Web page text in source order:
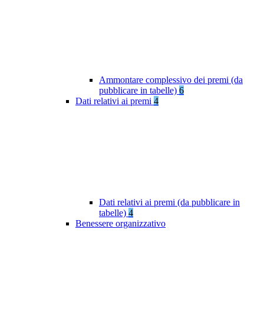
Ammontare complessivo dei premi (da
pubblicare in tabelle) 6
Dati relativi ai premi 4
Dati relativi ai premi (da pubblicare in
tabelle) 4
Benessere organizzativo